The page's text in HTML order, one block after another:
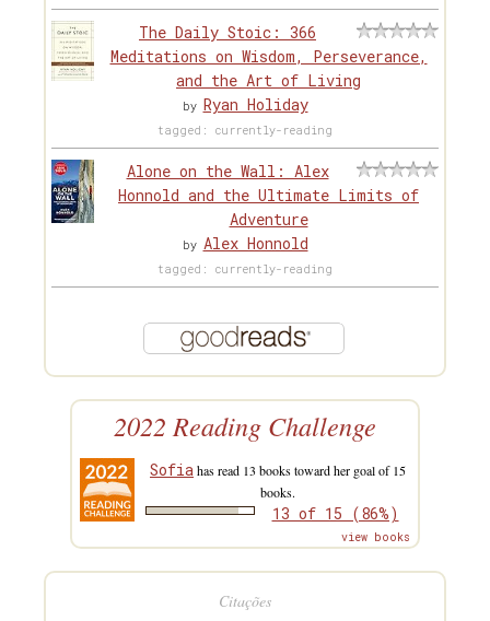
The Daily Stoic: 366
Meditations on Wisdom, Perseverance,
and the Art of Living
by Ryan Holiday
tagged: currently-reading
Alone on the Wall: Alex
Honnold and the Ultimate Limits of
Adventure
by Alex Honnold
tagged: currently-reading
2022 Reading Challenge
Sofiahas read 13 books toward her goal of 15
books.
13 of 15 (86%)
view books
Citações